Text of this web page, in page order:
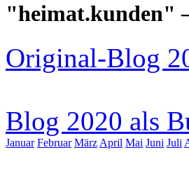
"heimat.kunden"
Original-Blog
Blog 2020 als
Januar Februar März April Mai Juni Juli